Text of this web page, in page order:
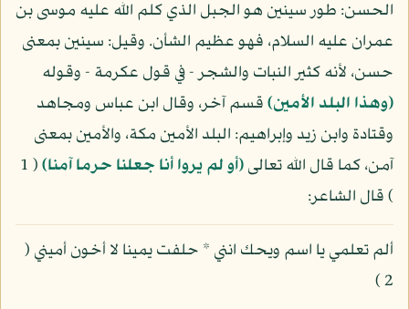
الحسن: طور سينين هو الجبل الذي كلم الله عليه موسى بن
عمران عليه السلام، فهو عظيم الشأن. وقيل: سينين بمعنى
حسن، لأنه كثير النبات والشجر - في قول عكرمة - وقوله
(وهذا البلد الأمين)قسم آخر، وقال ابن عباس ومجاهد
وقتادة وابن زيد وإبراهيم: البلد الأمين مكة، والأمين بمعنى
آمن، كما قال الله تعالى(أو لم يروا أنا جعلنا حرما آمنا) ( 1
) قال الشاعر:
ألم تعلمي يا اسم ويحك انني * حلفت يمينا لا أخون أميني (
2 )